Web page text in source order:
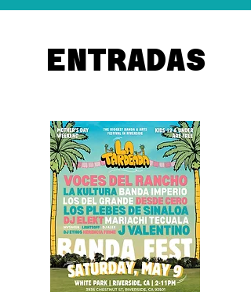
ENTRADAS